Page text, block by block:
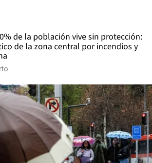
de la población vive sin protección:
de la zona central por incendios y